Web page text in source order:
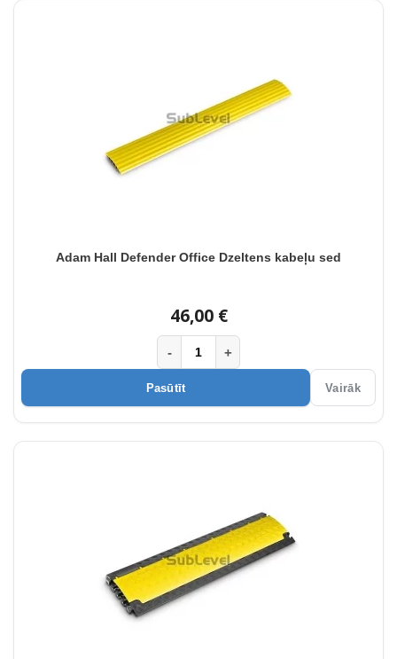
Adam Hall Defender Office Dzeltens kabeļu sed
46,00 €
- +
Pasūtīt Vairāk